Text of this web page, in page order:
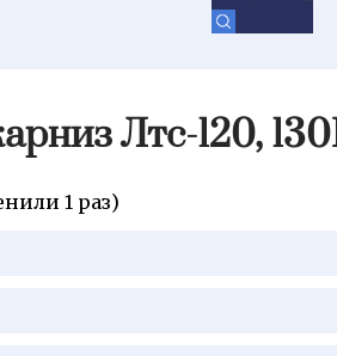
Лтс-120,
1 раз)